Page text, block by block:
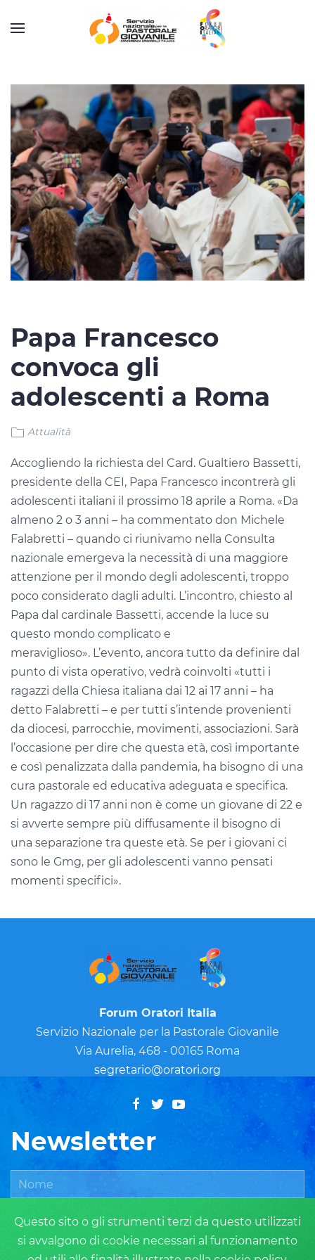
Questo sito o gli strumenti terzi da questo utilizzati
si avvalgono di cookie necessari al funzionamento
Papa Francesco
convoca gli
adolescenti a Roma
Attualità
Accogliendo la richiesta del Card. Gualtiero Bassetti,
presidente della CEI, Papa Francesco incontrerà gli
adolescenti italiani il prossimo 18 aprile a Roma. «Da
almeno 2 o 3 anni – ha commentato don Michele
Falabretti – quando ci riunivamo nella Consulta
nazionale emergeva la necessità di una maggiore
attenzione per il mondo degli adolescenti, troppo
poco considerato dagli adulti. L’incontro, chiesto al
Papa dal cardinale Bassetti, accende la luce su
questo mondo complicato e
meraviglioso». L’evento, ancora tutto da definire dal
punto di vista operativo, vedrà coinvolti «tutti i
ragazzi della Chiesa italiana dai 12 ai 17 anni – ha
detto Falabretti – e per tutti s’intende provenienti
da diocesi, parrocchie, movimenti, associazioni. Sarà
l’occasione per dire che questa età, così importante
e così penalizzata dalla pandemia, ha bisogno di una
cura pastorale ed educativa adeguata e specifica.
Un ragazzo di 17 anni non è come un giovane di 22 e
si avverte sempre più diffusamente il bisogno di
una separazione tra queste età. Se per i giovani ci
sono le Gmg, per gli adolescenti vanno pensati
momenti specifici».
Forum Oratori Italia
Servizio Nazionale per la Pastorale Giovanile
Via Aurelia, 468 - 00165 Roma
segretario@oratori.org
Newsletter